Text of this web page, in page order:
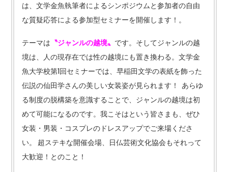
は、文学金魚執筆者によるシンポジウムと参加者の自由
な質疑応答による参加型セミナーを開催します！。
テーマは 〝ジャンルの越境〟 です。そしてジャンルの越
境は、人の現存在では性の越境にも置き換わる。文学金
魚大学校第1回セミナーでは、早稲田文学の表紙を飾った
伝説の仙田学さんの美しい女装姿が見られます！ あらゆ
る制度の脱構築を意識することで、ジャンルの越境は初
めて可能になるのです。我こそはという皆さまも、ぜひ
女装・男装・コスプレのドレスアップでご来場くださ
い。 超ステキな開催会場、日仏芸術文化協会もそれって
大歓迎！とのこと！